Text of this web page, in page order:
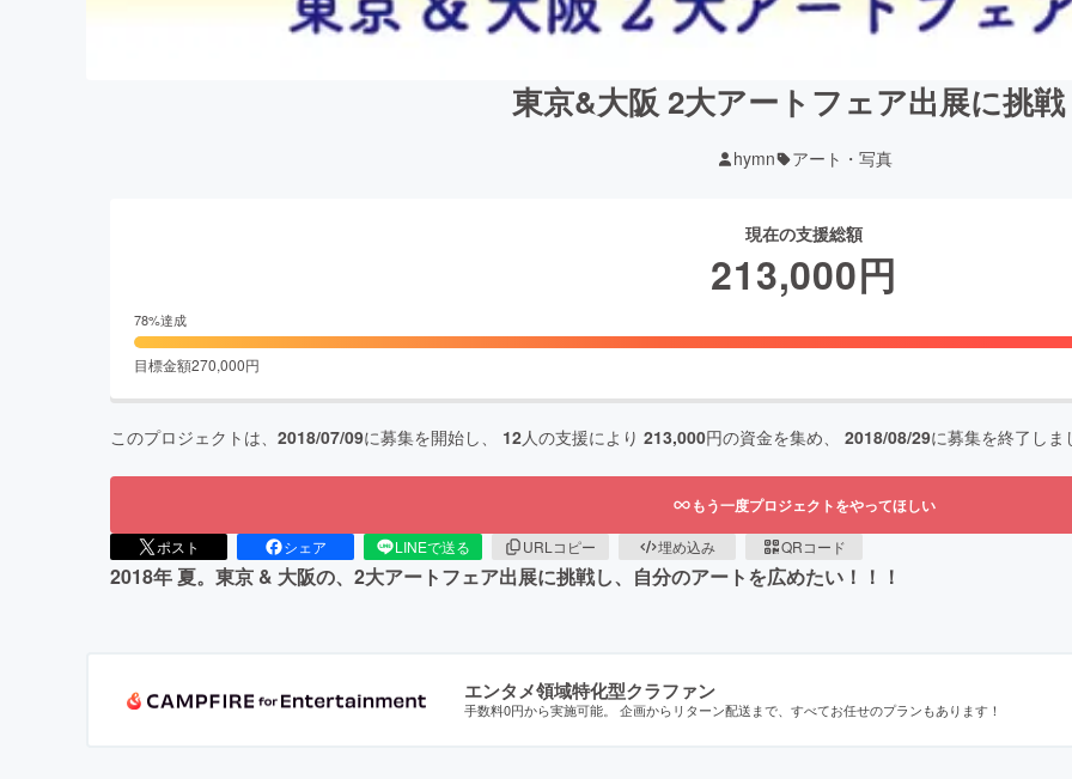
東京&大阪 2大アートフェア出展に挑
hymn アート・写真
現在の支援総額
213,000円
78%達成
目標金額270,000円
このプロジェクトは、 2018/07/09に募集を開始し、 12人の支援により 213,000円の資金を集め、 2018/08/29に募集を終了しま
もう一度プロジェクトをやってほしい
ポスト シェア LINEで送る URLコピー 埋め込み QRコード
2018年 夏。東京 & 大阪の、2大アートフェア出展に挑戦し、自分のアートを広めたい！！！
エンタメ領域特化型クラファン
手数料0円から実施可能。 企画からリターン配送まで、すべてお任せのプランもあります！